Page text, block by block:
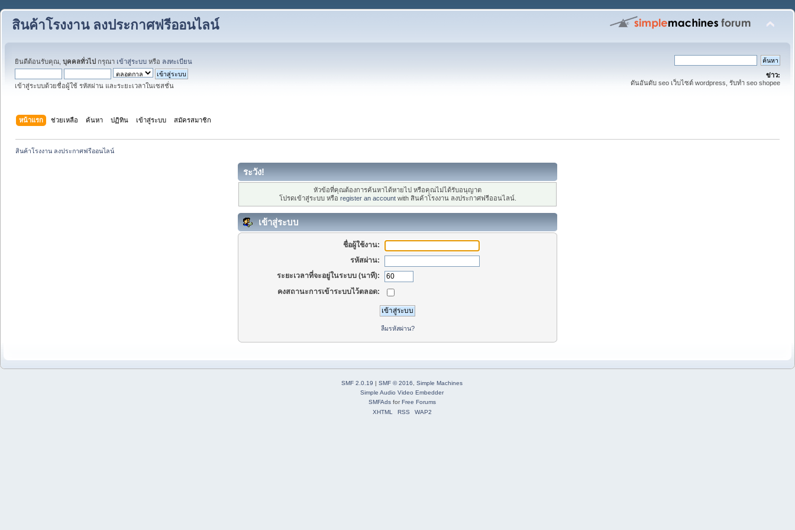
สินค้าโรงงาน ลงประกาศฟรีออนไลน์
ยินดีต้อนรับคุณ, บุคคลทั่วไป กรุณา เข้าสู่ระบบ หรือ ลงทะเบียน
เข้าสู่ระบบด้วยชื่อผู้ใช้ รหัสผ่าน และระยะเวลาในเซสชั่น
ข่าว:
ดันอันดับ seo เว็บไซต์ wordpress, รับทำ seo shopee
หน้าแรก ช่วยเหลือ ค้นหา ปฏิทิน เข้าสู่ระบบ สมัครสมาชิก
สินค้าโรงงาน ลงประกาศฟรีออนไลน์
ระวัง!
หัวข้อที่คุณต้องการค้นหาได้หายไป หรือคุณไม่ได้รับอนุญาต
โปรดเข้าสู่ระบบ หรือ register an accountwith สินค้าโรงงาน ลงประกาศฟรีออนไลน์.
เข้าสู่ระบบ
ชื่อผู้ใช้งาน:
รหัสผ่าน:
ระยะเวลาที่จะอยู่ในระบบ (นาที):
คงสถานะการเข้าระบบไว้ตลอด:
ลืมรหัสผ่าน?
SMF 2.0.19 | SMF © 2016
Simple Machines
Simple Audio Video Embedder
SMFAdsforFree Forums
XHTML
RSS WAP2